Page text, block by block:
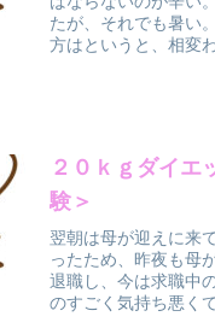
たが、それでも暑い
方はというと、相変
２０ｋｇダイ
験＞
翌朝は母が迎えに来
ったため、昨夜も母
退職し、今は求職中
のすごく気持ち悪く